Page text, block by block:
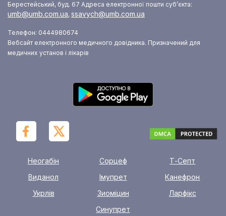
Берестейський, буд. 67 Адреса електронної пошти суб’єкта:
umb@umb.com.ua, ssavych@umb.com.ua
Телефон: 0444980674
Вебсайт електронного медичного довідника. Призначений для
медичних установ і лікарів
Неогабін Сорцеф
Т-Септ
Виданол
Імупрет
Канефрон
Укрлів
Зиоміцин
Ларфікс
Синупрет